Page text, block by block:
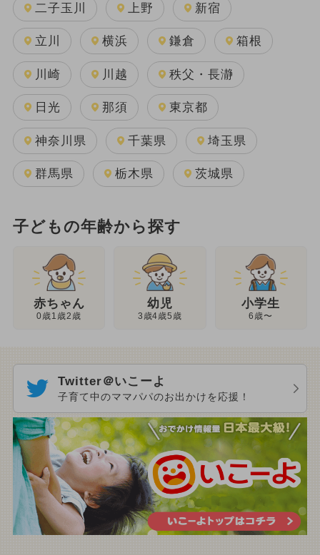
二子玉川 上野 新宿
立川 横浜 鎌倉 箱根
川崎 川越 秩父・長瀞
日光 那須 東京都
神奈川県 千葉県 埼玉県
群馬県 栃木県 茨城県
子どもの年齢から探す
赤ちゃん
0歳1歳2歳
幼児
3歳4歳5歳
小学生
6歳〜
Twitter＠いこーよ
子育て中のママパパのお出かけを応援！